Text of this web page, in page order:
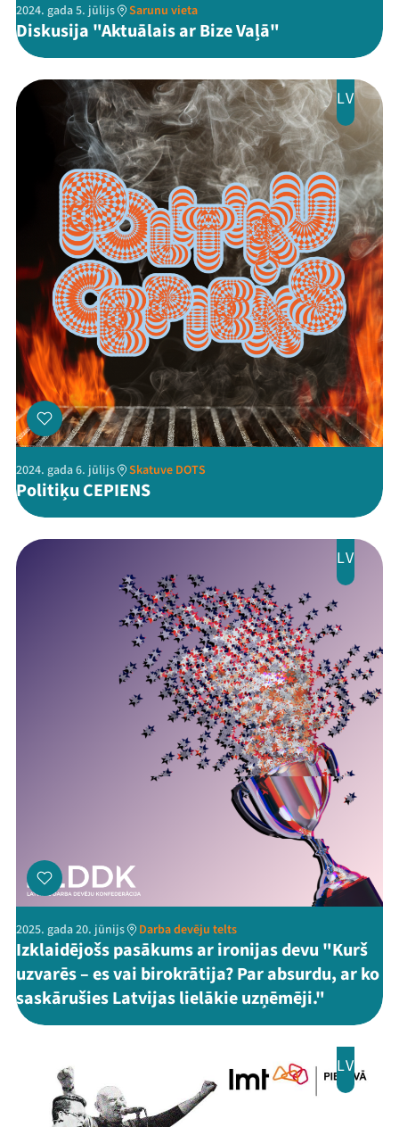
2024. gada 5. jūlijs Sarunu vieta
Diskusija "Aktuālais ar Bize Vaļā"
LV
2024. gada 6. jūlijs Skatuve DOTS
Politiķu CEPIENS
LV
2025. gada 20. jūnijs Darba devēju telts
Izklaidējošs pasākums ar ironijas devu "Kurš
uzvarēs – es vai birokrātija? Par absurdu, ar ko
saskārušies Latvijas lielākie uzņēmēji."
LV